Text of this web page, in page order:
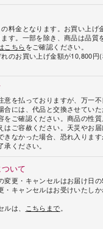
料金となります。お買い上げ
す。一部を除き、商品は品質
こちらをご確認ください。
のお買い上げ金額が10,800
意を払っておりますが、万一
合には、代品と交換させてい
をご確認ください。商品の性
はご容赦ください。天災やお
きなかった場合、恐れ入りま
ください。
いて
変更・キャンセルはお届け日
・キャンセルはお受けいたし
は、
こちらまで